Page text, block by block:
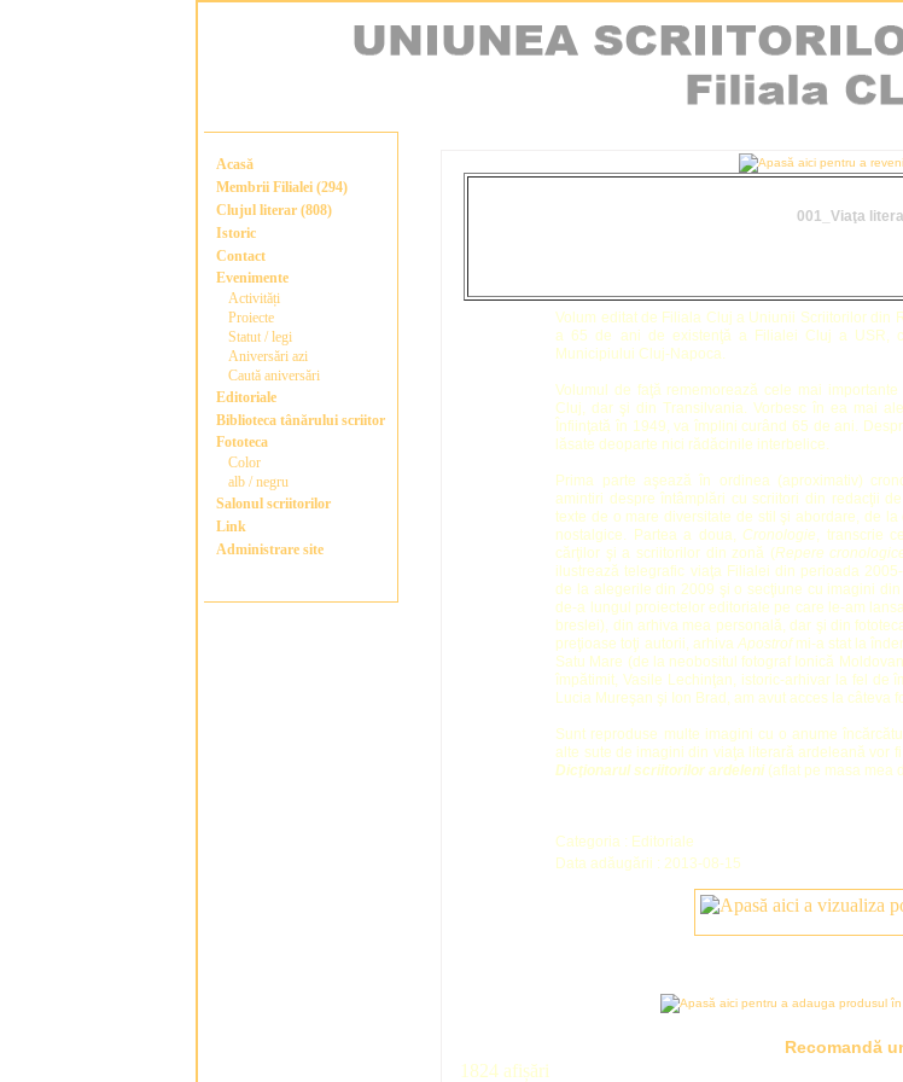
Acasă
Membrii Filialei (294)
Clujul literar (808)
Istoric
Contact
Evenimente
Activități
Proiecte
Statut / legi
Aniversări azi
Caută aniversări
Editoriale
Biblioteca tânărului scriitor
Fototeca
Color
alb / negru
Salonul scriitorilor
Link
Administrare site
001_Viaţa
Volum editat de Filiala Cluj a Uniunii Scriitorilor din
a 65 de ani de existenţă a Filialei Cluj a USR,
Municipiului Cluj-Napoca.
Volumul de faţă rememorează cele mai
Cluj, dar şi din Transilvania. Vorbesc în ea mai
Înfiinţată în 1949, va împlini curând 65 de ani.
lăsate deoparte nici rădăcinile interbelice.
Prima parte aşează în ordinea (aproximativ)
amintiri despre întâmplări cu scriitori din redacţii
texte de o mare diversitate de stil şi abordare, de
nostalgice. Partea a doua, Cronologie, transcrie
cărţilor şi a scriitorilor din zonă (Repere
ilustrează telegrafic viaţa Filialei din perioada
de la alegerile din 2009 şi o secţiune cu imagini
de-a lungul proiectelor editoriale pe care le-am
breslei), din arhiva mea personală, dar şi din
preţioase toţi autorii, arhiva Apostrofmi-a stat la
Satu Mare (de la neobositul fotograf Ionică
împătimit, Vasile Lechinţan, istoric-arhivar la fel de
Lucia Mureşan şi Ion Brad, am avut acces la câteva
Sunt reproduse multe imagini cu o anume
alte sute de imagini din viaţa literară ardeleană vor
Dicţionarul scriitorilor ardeleni (aflat pe masa mea
Categoria : Editoriale
Data adăugării : 2013-08-15
Recomandă
1824 afișări